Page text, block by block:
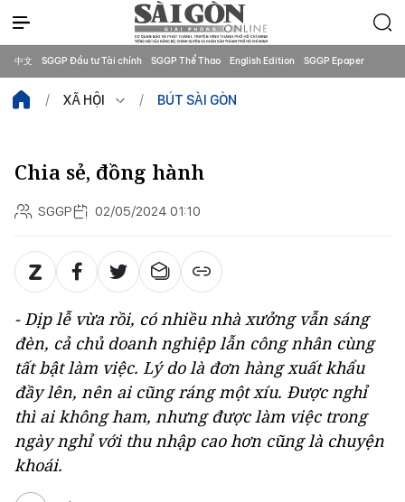
中文 SGGP Đầu tư Tài chính SGGP Thể Thao English Edition SGGP Epaper
XÃ HỘI BÚT SÀI GÒN
Chia sẻ, đồng hành
SGGP 02/05/2024 01:10
- Dịp lễ vừa rồi, có nhiều nhà xưởng vẫn sáng
đèn, cả chủ doanh nghiệp lẫn công nhân cùng
tất bật làm việc. Lý do là đơn hàng xuất khẩu
đầy lên, nên ai cũng ráng một xíu. Được nghỉ
thì ai không ham, nhưng được làm việc trong
ngày nghỉ với thu nhập cao hơn cũng là chuyện
khoái.